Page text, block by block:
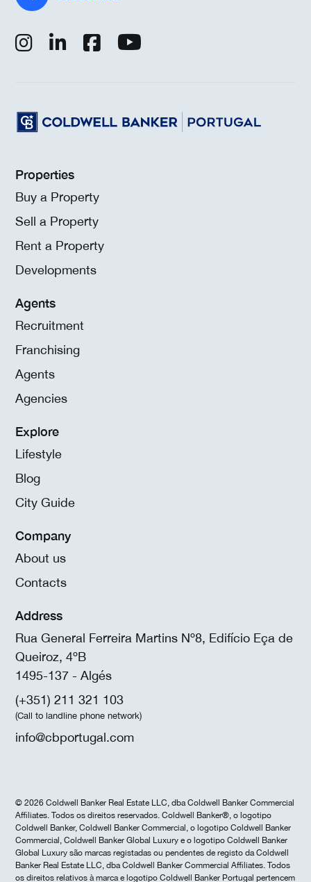
Properties
Buy a Property
Sell a Property
Rent a Property
Developments
Agents
Recruitment
Franchising
Agents
Agencies
Explore
Lifestyle
Blog
City Guide
Company
About us
Contacts
Address
Rua General Ferreira Martins Nº8, Edifício Eça de
Queiroz, 4ºB
1495-137 - Algés
(+351) 211 321 103
(Call to landline phone network)
info@cbportugal.com
© 2026 Coldwell Banker Real Estate LLC, dba Coldwell Banker Commercial
Affiliates. Todos os direitos reservados. Coldwell Banker®, o logotipo
Coldwell Banker, Coldwell Banker Commercial, o logotipo Coldwell Banker
Commercial, Coldwell Banker Global Luxury e o logotipo Coldwell Banker
Global Luxury são marcas registadas ou pendentes de registo da Coldwell
Banker Real Estate LLC, dba Coldwell Banker Commercial Affiliates. Todos
os direitos relativos à marca e logotipo Coldwell Banker Portugal pertencem